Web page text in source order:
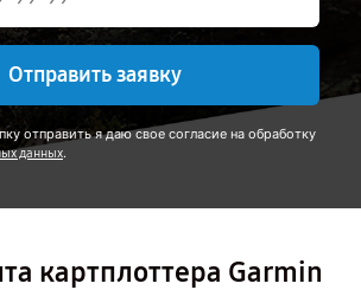
Отправить заявку
отправить я даю свое согласие на обработку
данных.
картплоттера Garmin